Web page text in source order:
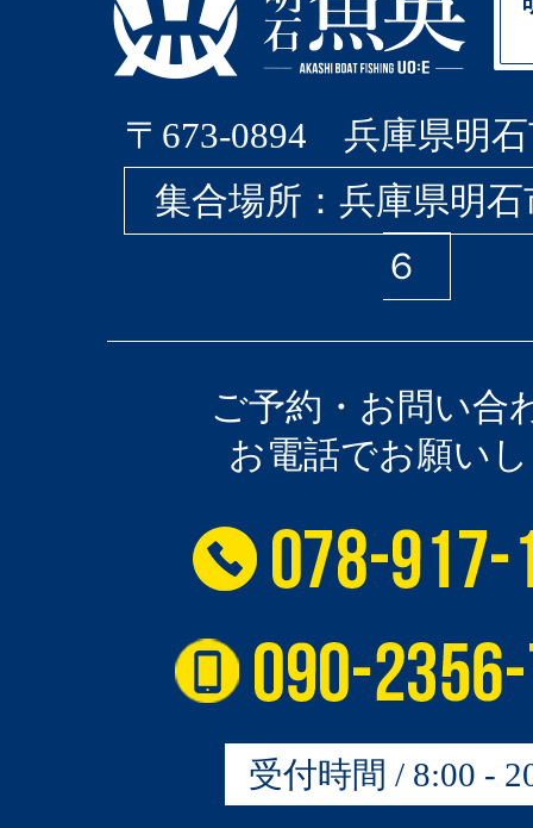
〒673-0894 兵庫県明石
集合場所：兵庫県明
６
ご予約・お問い合
お電話でお願い
受付時間 / 8:00 -